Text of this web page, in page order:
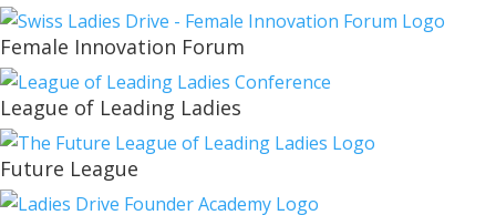
Female Innovation Forum
League of Leading Ladies
Future League